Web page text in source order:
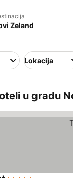
Lokacija
u gradu